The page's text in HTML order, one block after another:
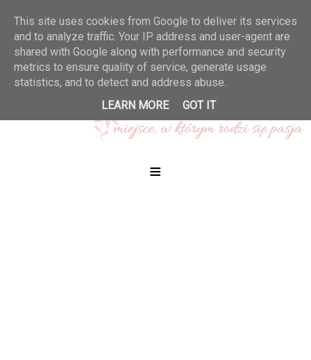
≡
This site uses cookies from Google to deliver its services
and to analyze traffic. Your IP address and user-agent are
shared with Google along with performance and security
metrics to ensure quality of service, generate usage
statistics, and to detect and address abuse.
LEARN MORE
GOT IT